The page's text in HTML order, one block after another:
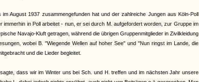
August 1937 zusammengefunden hat und der zahlreiche Jungen aus Köln-Poll
in Poll arbeitet - nun, er sei durch M. aufgefordert worden, zur Gruppe im
Navajo-Kluft getragen, während die übrigen Gruppenmitglieder in Zivilkleidung
wobei B. "Wiegende Wellen auf hoher See" und "Nun ringst im Lande, die
und die Lieder begleitet.
dass wir im Winter uns bei Sch. und H. treffen und im nächsten Jahr unsere